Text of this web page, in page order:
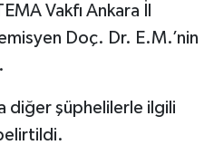
Vakfı Ankara İl
Doç. Dr. E.M.’nin
diğer şüphelilerle ilgili